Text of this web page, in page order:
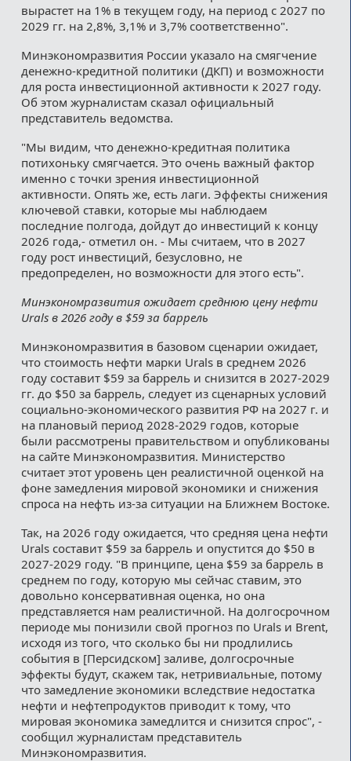
вырастет на 1% в текущем году, на период с 2027 по
2029 гг. на 2,8%, 3,1% и 3,7% соответственно".
Минэкономразвития России указало на смягчение
денежно-кредитной политики (ДКП) и возможности
для роста инвестиционной активности к 2027 году.
Об этом журналистам сказал официальный
представитель ведомства.
"Мы видим, что денежно-кредитная политика
потихоньку смягчается. Это очень важный фактор
именно с точки зрения инвестиционной
активности. Опять же, есть лаги. Эффекты снижения
ключевой ставки, которые мы наблюдаем
последние полгода, дойдут до инвестиций к концу
2026 года,- отметил он. - Мы считаем, что в 2027
году рост инвестиций, безусловно, не
предопределен, но возможности для этого есть".
Минэкономразвития ожидает среднюю цену нефти
Urals в 2026 году в $59 за баррель
Минэкономразвития в базовом сценарии ожидает,
что стоимость нефти марки Urals в среднем 2026
году составит $59 за баррель и снизится в 2027-2029
гг. до $50 за баррель, следует из сценарных условий
социально-экономического развития РФ на 2027 г. и
на плановый период 2028-2029 годов, которые
были рассмотрены правительством и опубликованы
на сайте Минэкономразвития. Министерство
считает этот уровень цен реалистичной оценкой на
фоне замедления мировой экономики и снижения
спроса на нефть из-за ситуации на Ближнем Востоке.
Так, на 2026 году ожидается, что средняя цена нефти
Urals составит $59 за баррель и опустится до $50 в
2027-2029 году. "В принципе, цена $59 за баррель в
среднем по году, которую мы сейчас ставим, это
довольно консервативная оценка, но она
представляется нам реалистичной. На долгосрочном
периоде мы понизили свой прогноз по Urals и Brent,
исходя из того, что сколько бы ни продлились
события в [Персидском] заливе, долгосрочные
эффекты будут, скажем так, нетривиальные, потому
что замедление экономики вследствие недостатка
нефти и нефтепродуктов приводит к тому, что
мировая экономика замедлится и снизится спрос", -
сообщил журналистам представитель
Минэкономразвития.